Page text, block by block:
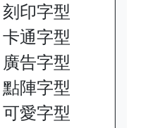
刻印字型
卡通字型
廣告字型
點陣字型
可愛字型